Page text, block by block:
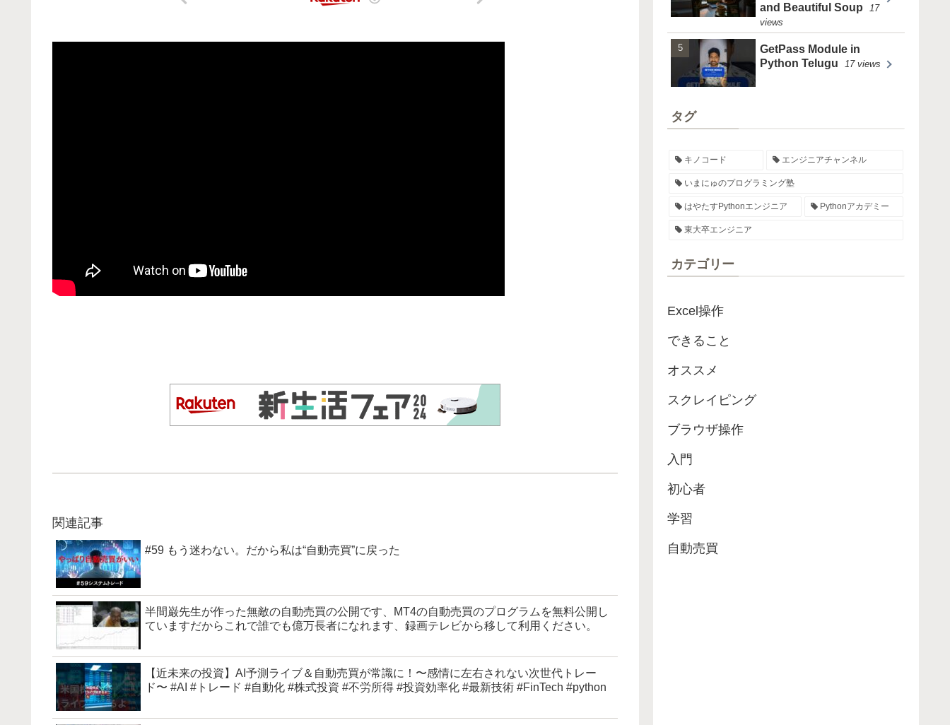
関連記事
#59 もう迷わない。だから私は“自動売買”に戻った
半間巌先生が作った無敵の自動売買の公開です、MT4の自動売買のプログラムを無料公開し
ていますだからこれで誰でも億万長者になれます、録画テレビから移して利用ください。
【近未来の投資】AI予測ライブ＆自動売買が常識に！〜感情に左右されない次世代トレー
ド〜 #AI #トレード #自動化 #株式投資 #不労所得 #投資効率化 #最新技術 #FinTech #python
and Beautiful Soup
17
views
GetPass Module in
Python Telugu
17 views
タグ
キノコード エンジニアチャンネル
いまにゅのプログラミング塾
はやたすPythonエンジニア Pythonアカデミー
東大卒エンジニア
カテゴリー
Excel操作
できること
オススメ
スクレイピング
ブラウザ操作
入門
初心者
学習
自動売買